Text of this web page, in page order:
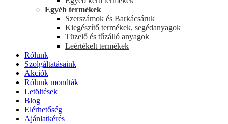
Egyéb termékek
Szerszámok és Barkácsáruk
Kiegészítő termékek, segédanyagok
Tüzelő és tűzálló anyagok
Leértékelt termékek
Rólunk
Szolgáltatásaink
Akciók
Rólunk mondták
Letöltések
Blog
Elérhetőség
Ajánlatkérés